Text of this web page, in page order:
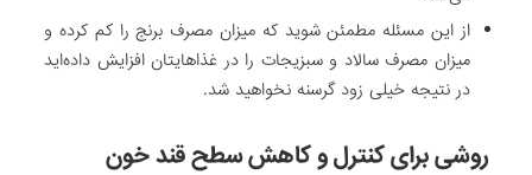
از این مسئله مطمئن شوید که میزان مصرف برنج را کم کرده‌ و
میزان مصرف سالاد و سبزیجات را در غذاهایتان افزایش داده‌اید
در نتیجه خیلی زود گرسنه نخواهید شد.
روشی برای کنترل و کاهش سطح قند خون